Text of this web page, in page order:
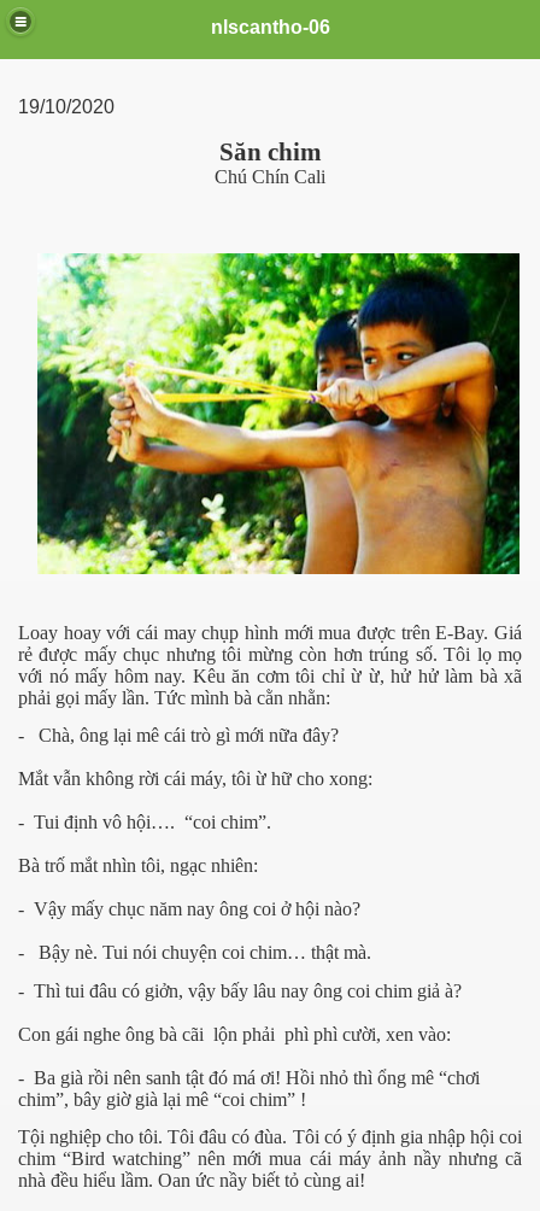
nlscantho-06
19/10/2020
Săn chim
Chú Chín Cali
Loay hoay với cái may chụp hình mới mua được trên E-Bay. Giá
rẻ được mấy chục nhưng tôi mừng còn hơn trúng số. Tôi lọ mọ
với nó mấy hôm nay. Kêu ăn cơm tôi chỉ ừ ừ, hử hử làm bà xã
phải gọi mấy lần. Tức mình bà cằn nhằn:
-
Chà, ông lại mê cái trò gì mới nữa đây?
Mắt vẫn không rời cái máy, tôi ừ hữ cho xong:
- Tui định vô hội…. “coi chim”.
Bà trố mắt nhìn tôi, ngạc nhiên:
- Vậy mấy chục năm nay ông coi ở hội nào?
-
Bậy nè. Tui nói chuyện coi chim… thật mà.
- Thì tui đâu có giởn, vậy bấy lâu nay ông coi chim giả à?
Con gái nghe ông bà cãi lộn phải phì phì cười, xen vào:
- Ba già rồi nên sanh tật đó má ơi! Hồi nhỏ thì ổng mê “chơi
chim”, bây giờ già lại mê “coi chim” !
Tội nghiệp cho tôi. Tôi đâu có đùa. Tôi có ý định gia nhập hội coi
chim “Bird watching” nên mới mua cái máy ảnh nầy nhưng cã
nhà đều hiểu lầm. Oan ức nầy biết tỏ cùng ai!
2
3
4
bộ.
9
10